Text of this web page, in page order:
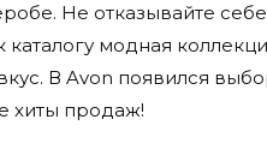
Не отказывайте
каталогу модная
В Avon появился
хиты продаж!